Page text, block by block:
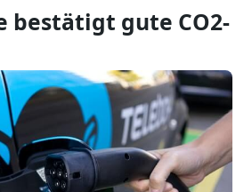
bestätigt gute CO2-